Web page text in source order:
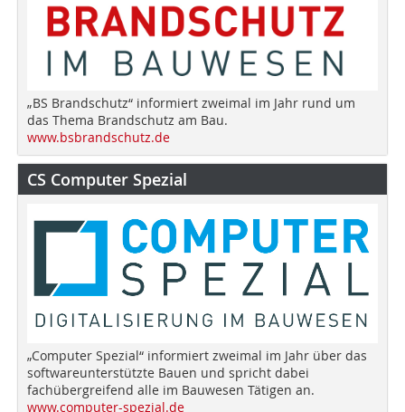
„BS Brandschutz“ informiert zweimal im Jahr rund um
das Thema Brandschutz am Bau.
www.bsbrandschutz.de
CS Computer Spezial
„Computer Spezial“ informiert zweimal im Jahr über das
softwareunterstützte Bauen und spricht dabei
fachübergreifend alle im Bauwesen Tätigen an.
www.computer-spezial.de